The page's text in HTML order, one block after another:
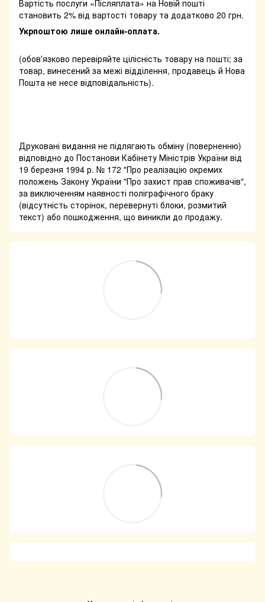
Вартість послуги «Післяплата» на Новій пошті
становить 2% від вартості товару та додатково 20 грн.
Укрпоштою лише онлайн-оплата.
(обовʼязково перевіряйте цілісність товару на пошті; за
товар, винесений за межі відділення, продавець й Нова
Пошта не несе відповідальність).
Друковані видання не підлягають обміну (поверненню)
відповідно до Постанови Кабінету Міністрів України від
19 березня 1994 р. № 172 "Про реалізацію окремих
положень Закону України "Про захист прав споживачів",
за виключенням наявності поліграфічного браку
(відсутність сторінок, перевернуті блоки, розмитий
текст) або пошкодження, що виникли до продажу.